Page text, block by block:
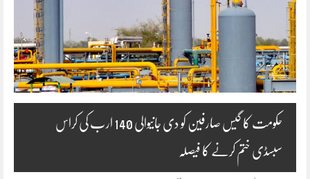
حکومت کا گیس صارفین کو دی جانیوالی 140 ارب کی کراس
سبسڈی ختم کرنے کا فیصلہ